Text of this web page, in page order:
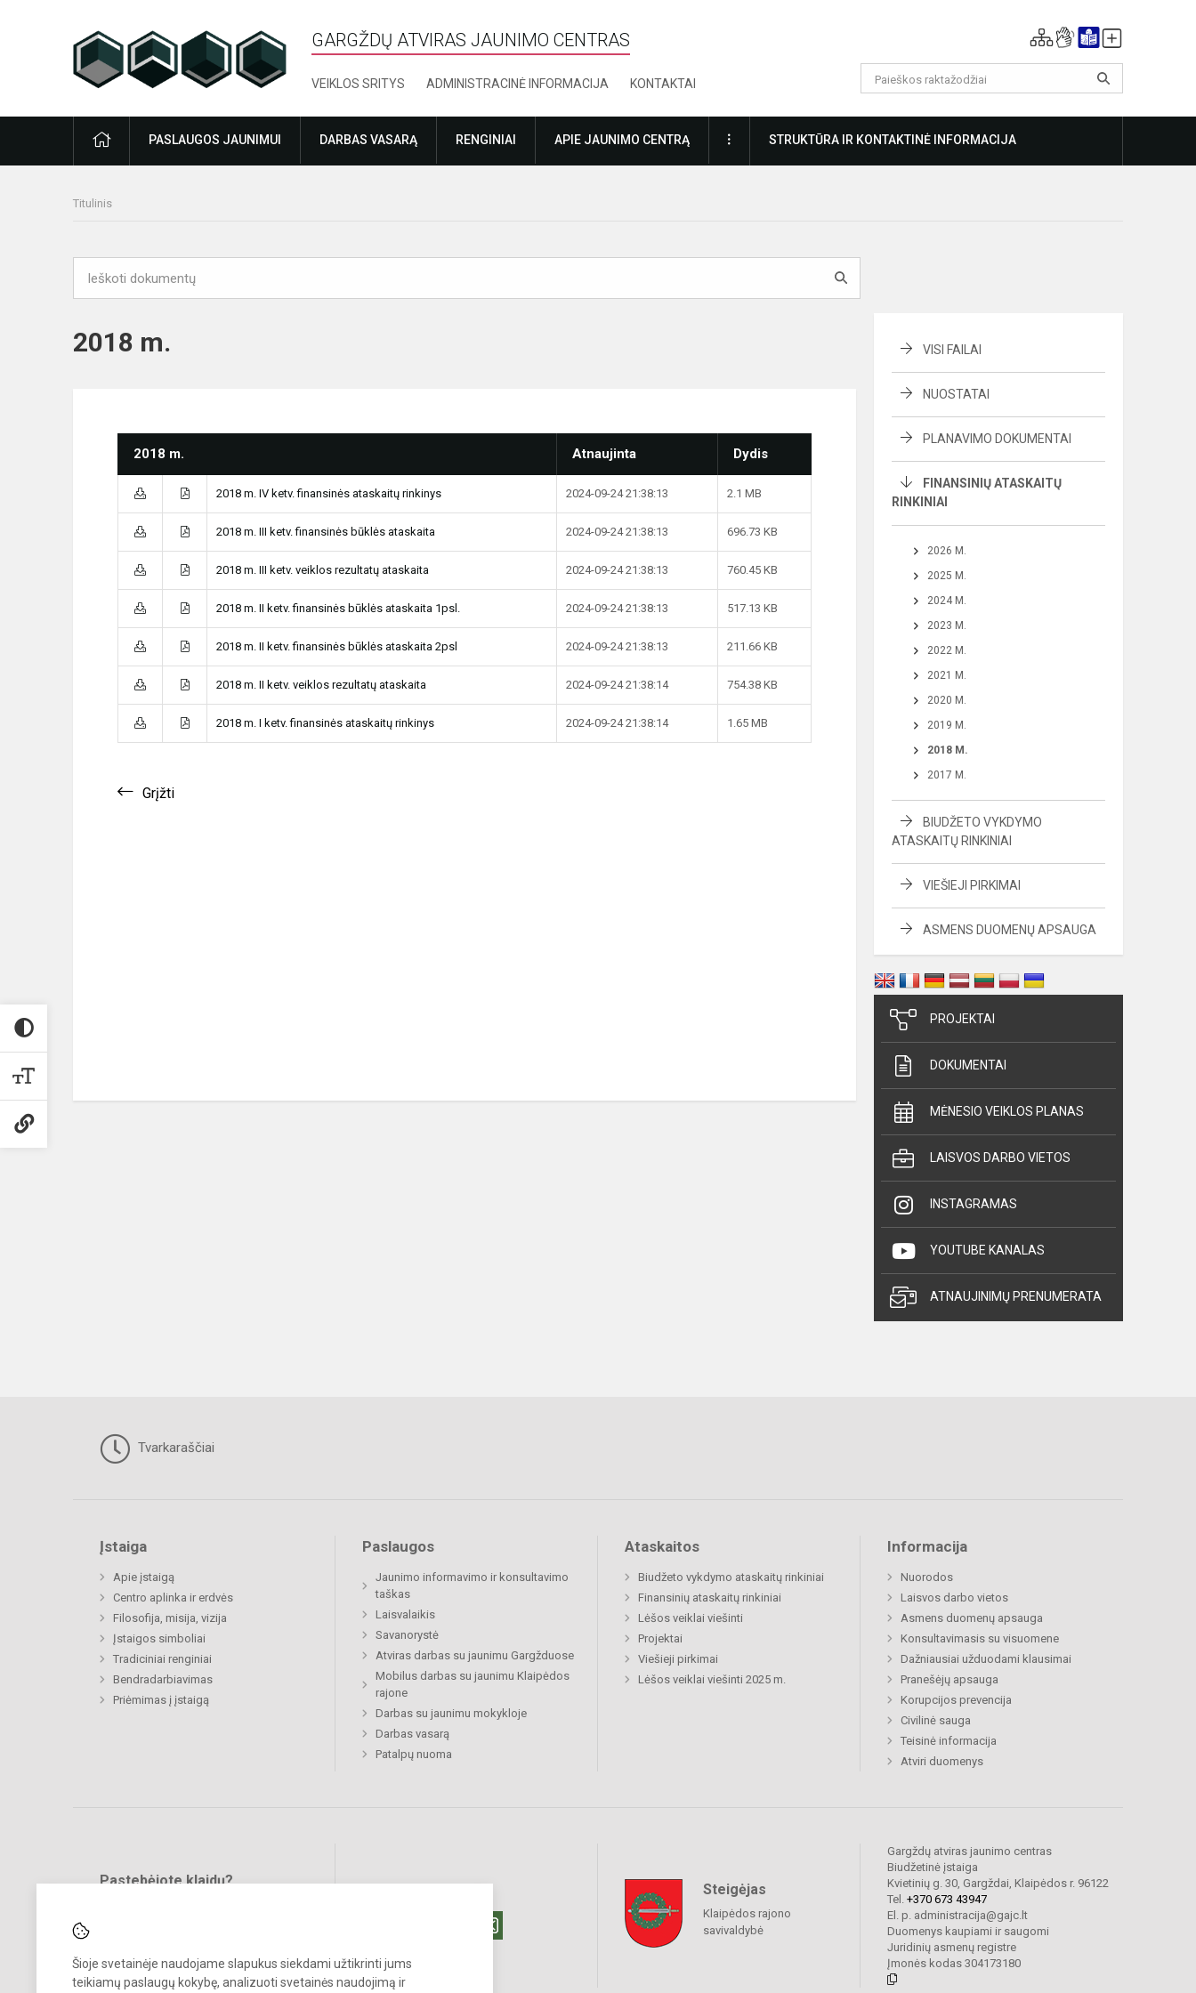
Šioje svetainėje naudojame slapukus siekdami užtikrinti jums
teikiamų paslaugų kokybę, analizuoti svetainės naudojimą ir
GARGŽDŲ ATVIRAS JAUNIMO CENTRAS
VEIKLOS SRITYS ADMINISTRACINĖ INFORMACIJA KONTAKTAI
PRADŽIAPASLAUGOS JAUNIMUI DARBAS VASARĄ RENGINIAI APIE JAUNIMO CENTRĄ DAUGIAUSTRUKTŪRA IR KONTAKTINĖ INFORMACIJA
Titulinis
2018 m.
2018 m. Atnaujinta Dydis
2018 m. IV ketv. finansinės ataskaitų rinkinys 2024-09-24 21:38:13 2.1 MB
2018 m. III ketv. finansinės būklės ataskaita 2024-09-24 21:38:13 696.73 KB
2018 m. III ketv. veiklos rezultatų ataskaita 2024-09-24 21:38:13 760.45 KB
2018 m. II ketv. finansinės būklės ataskaita 1psl. 2024-09-24 21:38:13 517.13 KB
2018 m. II ketv. finansinės būklės ataskaita 2psl 2024-09-24 21:38:13 211.66 KB
2018 m. II ketv. veiklos rezultatų ataskaita 2024-09-24 21:38:14 754.38 KB
2018 m. I ketv. finansinės ataskaitų rinkinys 2024-09-24 21:38:14 1.65 MB
Grįžti
VISI FAILAI
NUOSTATAI
PLANAVIMO DOKUMENTAI
FINANSINIŲ ATASKAITŲ
RINKINIAI
2026 M.
2025 M.
2024 M.
2023 M.
2022 M.
2021 M.
2020 M.
2019 M.
2018 M.
2017 M.
BIUDŽETO VYKDYMO
ATASKAITŲ RINKINIAI
VIEŠIEJI PIRKIMAI
ASMENS DUOMENŲ APSAUGA
PROJEKTAI
DOKUMENTAI
MĖNESIO VEIKLOS PLANAS
LAISVOS DARBO VIETOS
INSTAGRAMAS
YOUTUBE KANALAS
ATNAUJINIMŲ PRENUMERATA
Tvarkaraščiai
Įstaiga
Apie įstaigą
Centro aplinka ir erdvės
Filosofija, misija, vizija
Įstaigos simboliai
Tradiciniai renginiai
Bendradarbiavimas
Priėmimas į įstaigą
Paslaugos
Jaunimo informavimo ir konsultavimo
taškas
Laisvalaikis
Savanorystė
Atviras darbas su jaunimu Gargžduose
Mobilus darbas su jaunimu Klaipėdos
rajone
Darbas su jaunimu mokykloje
Darbas vasarą
Patalpų nuoma
Ataskaitos
Biudžeto vykdymo ataskaitų rinkiniai
Finansinių ataskaitų rinkiniai
Lėšos veiklai viešinti
Projektai
Viešieji pirkimai
Lėšos veiklai viešinti 2025 m.
Informacija
Nuorodos
Laisvos darbo vietos
Asmens duomenų apsauga
Konsultavimasis su visuomene
Dažniausiai užduodami klausimai
Pranešėjų apsauga
Korupcijos prevencija
Civilinė sauga
Teisinė informacija
Atviri duomenys
Pastebėjote klaidų?
Steigėjas
Klaipėdos rajono
savivaldybė
Gargždų atviras jaunimo centras
Biudžetinė įstaiga
Kvietinių g. 30, Gargždai, Klaipėdos r. 96122
Tel. +370 673 43947
El. p. administracija@gajc.lt
Duomenys kaupiami ir saugomi
Juridinių asmenų registre
Įmonės kodas 304173180